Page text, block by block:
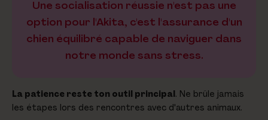
Une socialisation réussie n'est pas une
option pour l'Akita, c'est l'assurance d'un
chien équilibré capable de naviguer dans
notre monde sans stress.
La patience reste ton outil principal. Ne brûle jamais
les étapes lors des rencontres avec d'autres animaux.